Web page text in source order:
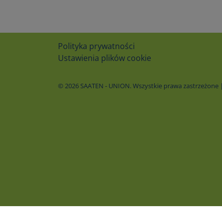
Polityka prywatności
Ustawienia plików cookie
© 2026 SAATEN - UNION. Wszystkie prawa